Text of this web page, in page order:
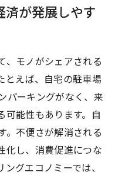
済が発展しやす
、モノがシェアされる
とえば、自宅の駐車場
パーキングがなく、来
可能性もあります。自
。不便さが解消される
化し、消費促進につな
グエコノミーでは、